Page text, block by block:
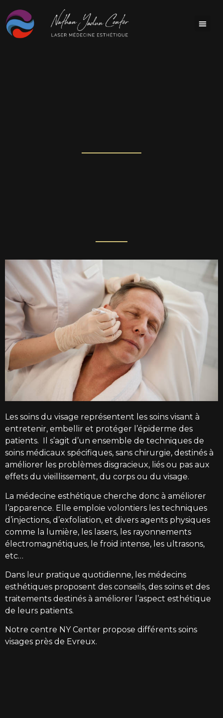
Les soins du visage représentent les soins visant à
entretenir, embellir et protéger l’épiderme des
patients. Il s’agit d’un ensemble de techniques de
soins médicaux spécifiques, sans chirurgie, destinés à
améliorer les problèmes disgracieux, liés ou pas aux
effets du vieillissement, du corps ou du visage.
La médecine esthétique cherche donc à améliorer
l’apparence. Elle emploie volontiers les techniques
d’injections, d’exfoliation, et divers agents physiques
comme la lumière, les lasers, les rayonnements
électromagnétiques, le froid intense, les ultrasons,
etc…
Dans leur pratique quotidienne, les médecins
esthétiques proposent des conseils, des soins et des
traitements destinés à améliorer l’aspect esthétique
de leurs patients.
Notre centre NY Center propose différents soins
visages près de Evreux.